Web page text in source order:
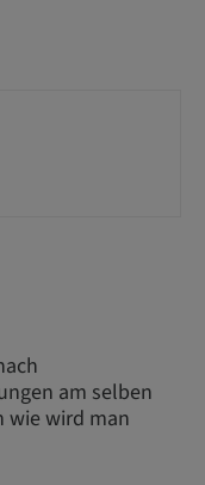
am selben
wie wird man